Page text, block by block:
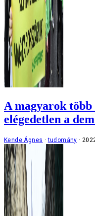
A magyarok
elégedetlen a
Kende Ágnes tudomány